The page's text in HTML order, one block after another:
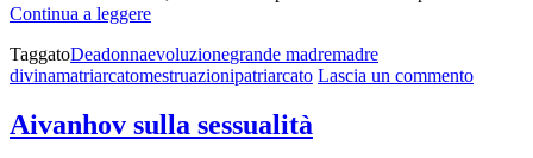
Continua a leggereIL
del
Divino
TaggatoDeadonnaevoluzionegrande madremadre
divinamatriarcatomestruazionipatriarcato Lascia un commentosu
Aivanhov sulla sessualità